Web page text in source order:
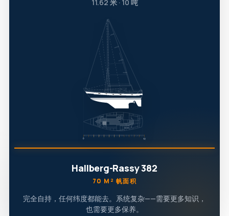
11.62 米 · 10 吨
Hallberg-Rassy 382
70 M² 帆面积
完全自持，任何纬度都能去。系统复杂——需要更多知识，
也需要更多保养。